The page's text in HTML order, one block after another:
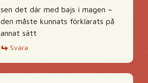
sen det där med bajs i magen –
den måste kunnats förklarats på
annat sätt
Svara